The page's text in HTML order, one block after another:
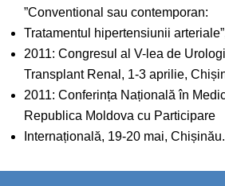
”Conventional sau contemporan:
Tratamentul hipertensiunii
2011: Congresul al V-lea de
Transplant Renal, 1-3 aprilie,
2011: Conferința Națională în
Republica Moldova cu Participare
Internațională, 19-20 mai, Chișinău.